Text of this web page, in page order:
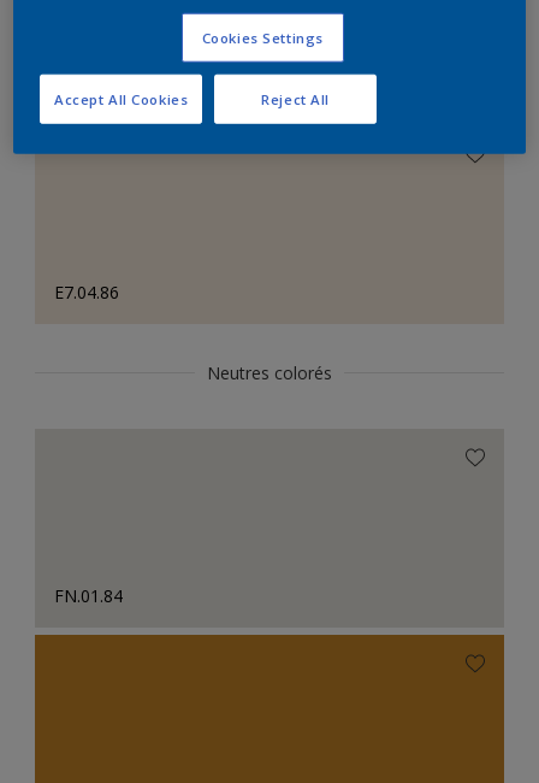
Le Blanc Parfait
E7.04.86
Neutres colorés
FN.01.84
Cookies Settings
Reject All
Accept All Cookies